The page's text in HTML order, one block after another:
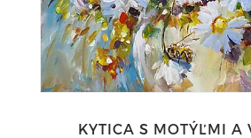
KYTICA S MOTÝĽMI A